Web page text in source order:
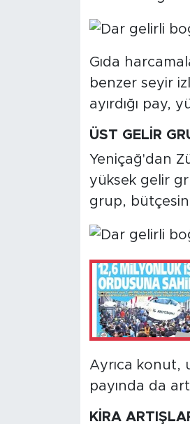
Gıda
benzer seyir
ayırdığı pay,
ÜST GELİR
Yeniçağ'dan
yüksek gelir
grup,
Ayrıca konut,
payında da
KİRA